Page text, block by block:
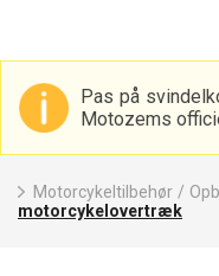
Pas på
Motozems
Motorcykeltilbehør /
motorcykelovertræk